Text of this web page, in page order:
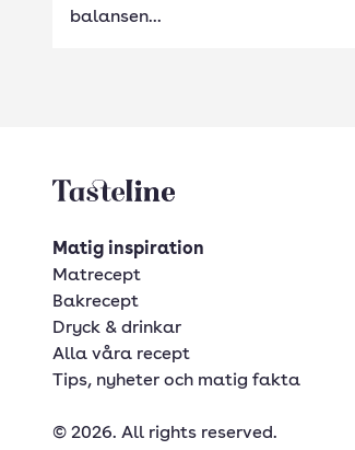
balansen...
Tasteline startsida
Matig inspiration
Matrecept
Bakrecept
Dryck & drinkar
Alla våra recept
Tips, nyheter och matig fakta
© 2026. All rights reserved.